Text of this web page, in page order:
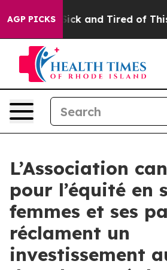
AGP PICKS
Are Sick and Tired of This
L’Association
pour l’équité en
femmes et ses
réclament un
investissement